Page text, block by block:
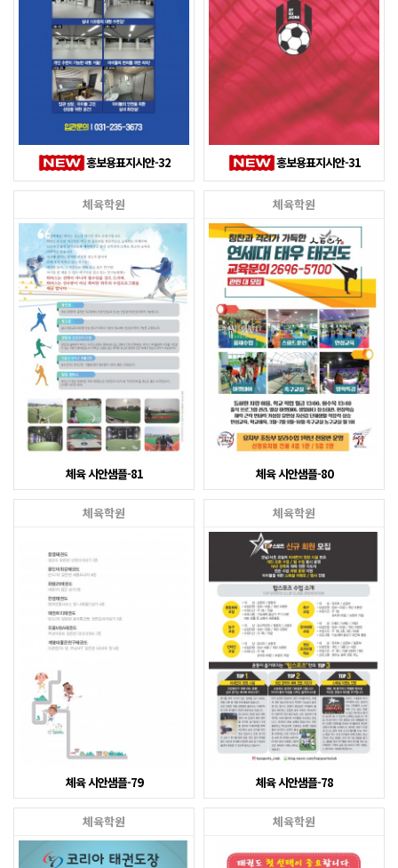
홍보용표지시안-32 홍보용표지시안-31
체육학원
체육 시안샘플-81
체육학원
체육 시안샘플-80
체육학원
체육 시안샘플-79
체육학원
체육 시안샘플-78
체육학원 체육학원